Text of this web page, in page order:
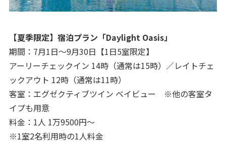
【夏季限定】宿泊プラン「Daylight Oasis」
期間：7月1日～9月30日【1日5室限定】
アーリーチェックイン 14時（通常は15時）／レイトチェ
ックアウト 12時（通常は11時）
客室：エグゼクティブツイン ベイビュー ※他の客室タ
イプも用意
料金：1人 1万9500円～
※1室2名利用時の1人料金